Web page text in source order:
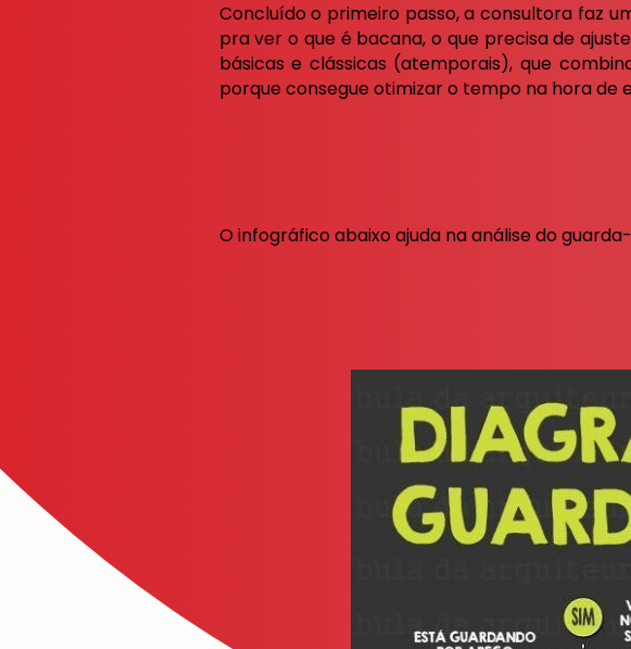
Concluído o primeiro passo, a consultora faz
pra ver o que é bacana, o que precisa de
básicas e clássicas (atemporais), que
porque consegue otimizar o tempo na hora de
O infográfico abaixo ajuda na análise do